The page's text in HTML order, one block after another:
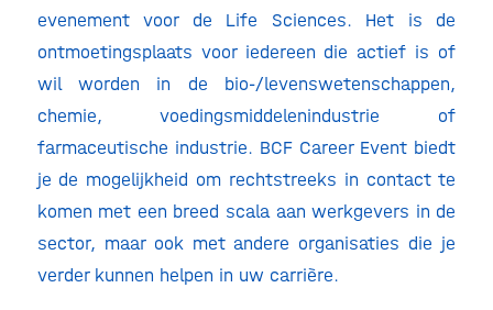
evenement voor de Life Sciences. Het is de
ontmoetingsplaats voor iedereen die actief is of
wil worden in de bio-/levenswetenschappen,
chemie, voedingsmiddelenindustrie of
farmaceutische industrie. BCF Career Event biedt
je de mogelijkheid om rechtstreeks in contact te
komen met een breed scala aan werkgevers in de
sector, maar ook met andere organisaties die je
verder kunnen helpen in uw carrière.